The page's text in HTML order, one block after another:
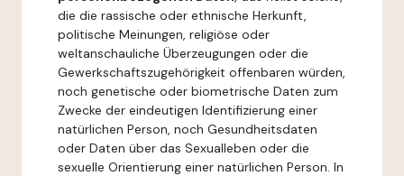
die die rassische oder ethnische Herkunft,
politische Meinungen, religiöse oder
weltanschauliche Überzeugungen oder die
Gewerkschaftszugehörigkeit offenbaren würden,
noch genetische oder biometrische Daten zum
Zwecke der eindeutigen Identifizierung einer
natürlichen Person, noch Gesundheitsdaten
oder Daten über das Sexualleben oder die
sexuelle Orientierung einer natürlichen Person. In